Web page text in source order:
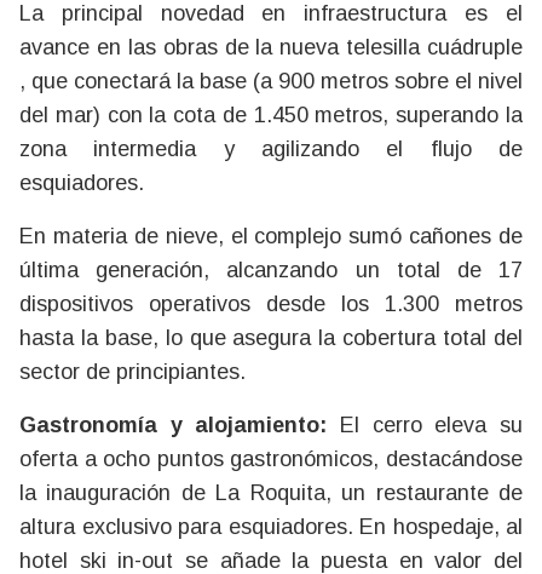
La principal novedad en infraestructura es el
avance en las obras de la nueva telesilla cuádruple
, que conectará la base (a 900 metros sobre el nivel
del mar) con la cota de 1.450 metros, superando la
zona intermedia y agilizando el flujo de
esquiadores.
En materia de nieve, el complejo sumó cañones de
última generación, alcanzando un total de 17
dispositivos operativos desde los 1.300 metros
hasta la base, lo que asegura la cobertura total del
sector de principiantes.
Gastronomía y alojamiento: El cerro eleva su
oferta a ocho puntos gastronómicos, destacándose
la inauguración de La Roquita, un restaurante de
altura exclusivo para esquiadores. En hospedaje, al
hotel ski in-out se añade la puesta en valor del